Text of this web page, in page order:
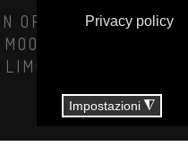
OFFERTA: AGAPE,
MOOOI.